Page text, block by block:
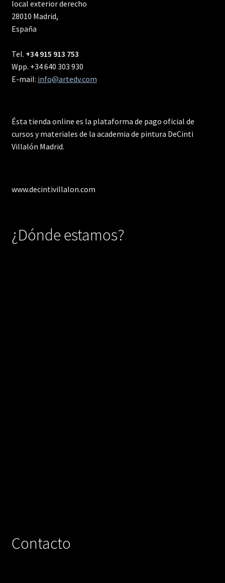
local exterior derecho
28010 Madrid,
España
Tel. +34 915 913 753
Wpp. +34 640 303 930
E-mail: info@artedv.com
Ésta tienda online es la plataforma de pago oficial de
cursos y materiales de la academia de pintura DeCinti
Villalón Madrid.
www.decintivillalon.com
¿Dónde estamos?
Contacto